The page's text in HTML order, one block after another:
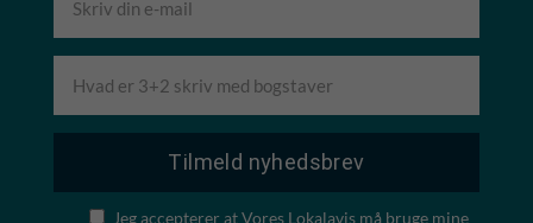
Jeg accepterer at Vores Lokalavis må bruge mine